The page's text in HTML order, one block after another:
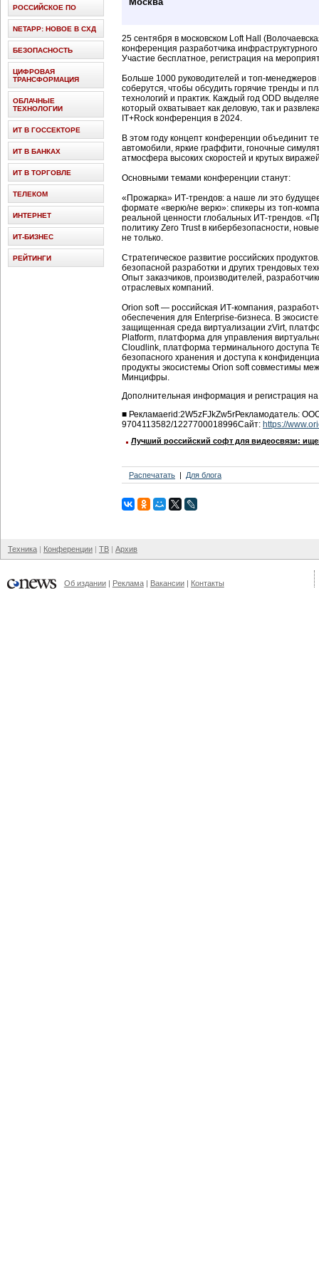
25 сентября в московском Loft Hall
конференция разработчика
Участие бесплатное, регистрация на
Больше 1000 руководителей и топ-
соберутся, чтобы обсудить горячие тренды и
технологий и практик. Каждый год ODD
который охватывает как деловую, так и
IT+Rock конференция в 2024.
В этом году концепт конференции объединит
автомобили, яркие граффити, гоночные
атмосфера высоких скоростей и крутых
Основными темами конференции станут:
«Прожарка» ИТ-трендов: а наше ли это
формате «верю/не верю»: спикеры из топ-
реальной ценности глобальных ИТ-трендов.
политику Zero Trust в кибербезопасности,
не только.
Стратегическое развитие российских
безопасной разработки и других трендовых
Опыт заказчиков, производителей,
отраслевых компаний.
Orion soft — российская ИТ-компания,
обеспечения для Enterprise-бизнеса. В
защищенная среда виртуализации zVirt,
Platform, платформа для управления
Cloudlink, платформа терминального доступа
безопасного хранения и доступа к
продукты экосистемы Orion soft совместимы
Минцифры.
Дополнительная информация и регистрация
■ Рекламаerid:2W5zFJkZw5rРекламодатель:
9704113582/1227700018996Сайт: https://
Лучший российский софт для видеосвязи:
Распечатать Для блога
РОССИЙСКОЕ ПО
NETAPP: НОВОЕ В СХД
БЕЗОПАСНОСТЬ
ЦИФРОВАЯ
ТРАНСФОРМАЦИЯ
ОБЛАЧНЫЕ
ТЕХНОЛОГИИ
ИТ В ГОССЕКТОРЕ
ИТ В БАНКАХ
ИТ В ТОРГОВЛЕ
ТЕЛЕКОМ
ИНТЕРНЕТ
ИТ-БИЗНЕС
РЕЙТИНГИ
Техника Конференции ТВ Архив
Об издании Реклама Вакансии Контакты